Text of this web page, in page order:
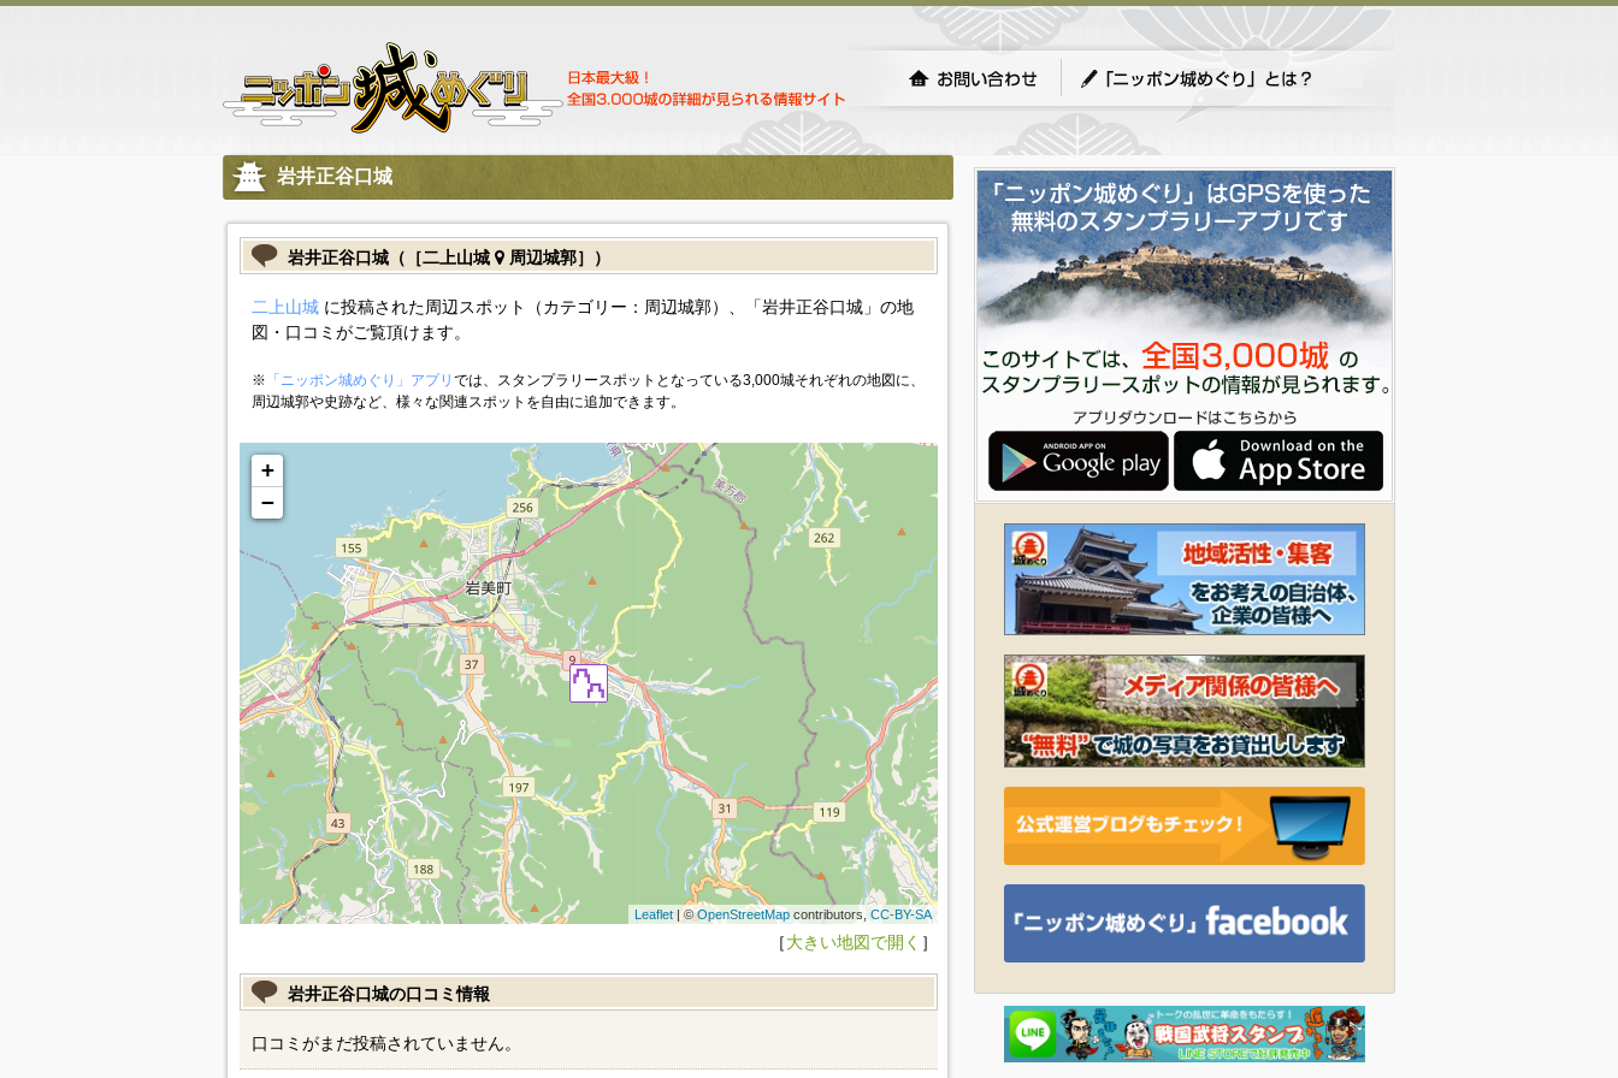
岩井正谷口城
岩井正谷口城（［二上山城 周辺城郭］）
二上山城に投稿された周辺スポット（カテゴリー：周辺城郭）、「岩井正谷口城」の地
図・口コミがご覧頂けます。
※ 「ニッポン城めぐり」アプリ では、スタンプラリースポットとなっている3,000城それぞれの地図に、
周辺城郭や史跡など、様々な関連スポットを自由に追加できます。
+
−
Leaflet| ©OpenStreetMapcontributors, CC-BY-SA
［大きい地図で開く ］
岩井正谷口城の口コミ情報
口コミがまだ投稿されていません。